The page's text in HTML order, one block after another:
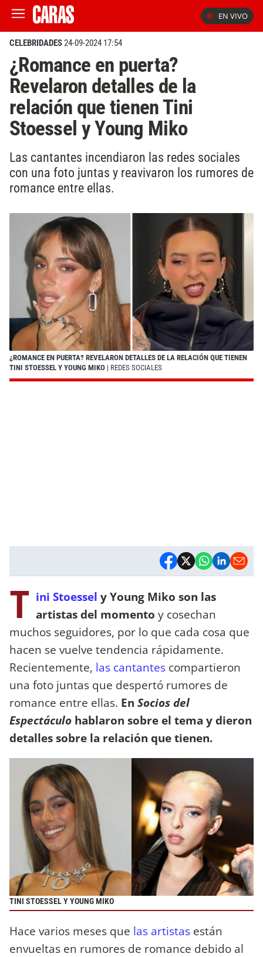
EN VIVO
CELEBRIDADES24-09-2024 17:54
¿Romance en puerta?
Revelaron detalles de la
relación que tienen Tini
Stoessel y Young Miko
Las cantantes incendiaron las redes sociales
con una foto juntas y reavivaron los rumores de
romance entre ellas.
¿ROMANCE EN PUERTA? REVELARON DETALLES DE LA RELACIÓN QUE TIENEN
TINI STOESSEL Y YOUNG MIKO | REDES SOCIALES
T ini Stoessel y Young Miko son las
artistas del momento y cosechan
muchos seguidores, por lo que cada cosa que
hacen se vuelve tendencia rápidamente.
Recientemente, las cantantes compartieron
una foto juntas que despertó rumores de
romance entre ellas. En Socios del
Espectáculo hablaron sobre el tema y dieron
detalles sobre la relación que tienen.
TINI STOESSEL Y YOUNG MIKO
Hace varios meses que las artistas están
envueltas en rumores de romance debido al